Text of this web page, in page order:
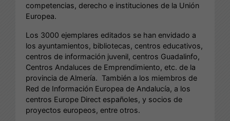
competencias, derecho e instituciones de la Unión
Europea.
Los 3000 ejemplares editados se han envidado a
los ayuntamientos, bibliotecas, centros educativos,
centros de información juvenil, centros Guadalinfo,
Centros Andaluces de Emprendimiento, etc. de la
provincia de Almería. También a los miembros de
Red de Información Europea de Andalucía, a los
centros Europe Direct españoles, y socios de
proyectos europeos, entre otros.